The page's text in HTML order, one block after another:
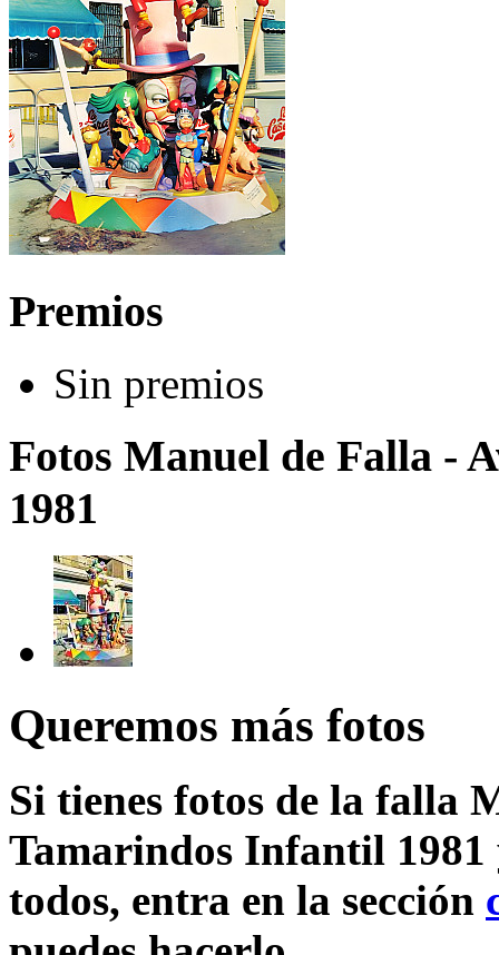
Premios
Sin premios
Fotos Manuel de Falla -
1981
Queremos más fotos
Si tienes fotos de la falla
Tamarindos Infantil
todos, entra en la sección